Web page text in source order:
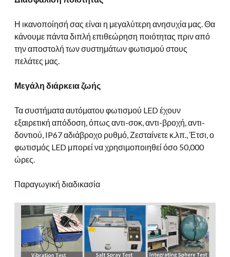
Η ικανοποίησή σας είναι η μεγαλύτερη ανησυχία μας. Θα
κάνουμε πάντα διπλή επιθεώρηση ποιότητας πριν από
την αποστολή των συστημάτων φωτισμού στους
πελάτες μας.
Μεγάλη διάρκεια ζωής
Τα συστήματα αυτόματου φωτισμού LED έχουν
εξαιρετική απόδοση, όπως αντι-σοκ, αντι-βροχή, αντι-
δοντιού, IP67 αδιάβροχο ρυθμό, Ζεσταίνετε κ.λπ., Έτσι, ο
φωτισμός LED μπορεί να χρησιμοποιηθεί όσο 50,000
ώρες.
Παραγωγική διαδικασία